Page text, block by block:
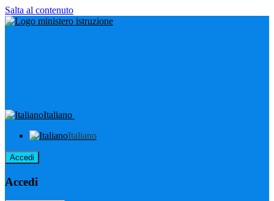
Salta al contenuto
Italiano
Italiano
Accedi
Accedi